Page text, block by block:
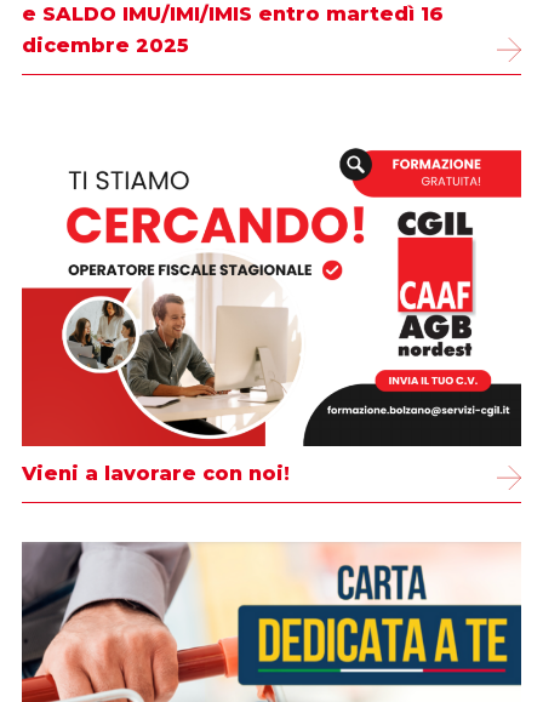
e SALDO IMU/IMI/IMIS entro martedì 16
dicembre 2025
Vieni a lavorare con noi!